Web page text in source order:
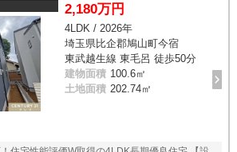
2,180万円
4LDK / 2026年
埼玉県比企郡鳩山町今宿
東武越生線 東毛呂 徒歩50分
建物面積 100.6㎡
土地面積 202.74㎡